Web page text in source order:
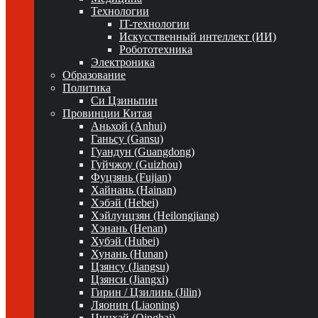
Технологии
IT-технологии
Искусственный интеллект (ИИ)
Робототехника
Электроника
Образование
Политика
Си Цзиньпин
Провинции Китая
Аньхой (Anhui)
Ганьсу (Gansu)
Гуандун (Guangdong)
Гуйчжоу (Guizhou)
Фуцзянь (Fujian)
Хайнань (Hainan)
Хэбэй (Hebei)
Хэйлунцзян (Heilongjiang)
Хэнань (Henan)
Хубэй (Hubei)
Хунань (Hunan)
Цзянсу (Jiangsu)
Цзянси (Jiangxi)
Гирин / Цзилинь (Jilin)
Ляонин (Liaoning)